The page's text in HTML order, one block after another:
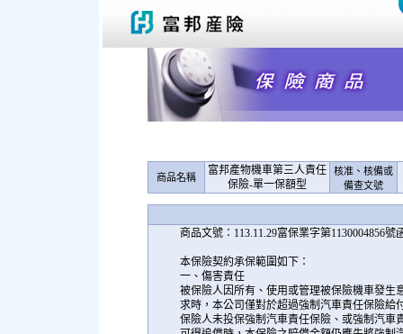
商品名稱
富邦產物機車第三人責任
保險-單一保額型
核准、核備或
備查文號
商品文號：113.11.29富保業字第1130004856號
本保險契約承保範圍如下：
一、傷害責任
被保險人因所有、使用或管理被保險機車發生
求時，本公司僅對於超過強制汽車責任保險給
保險人未投保強制汽車責任保險、或強制汽車